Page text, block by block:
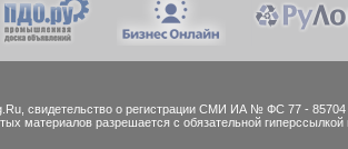
cвидетельство о регистрации СМИ ИА № ФС 77 - 85704
материалов разрешается с обязательной гиперссылкой